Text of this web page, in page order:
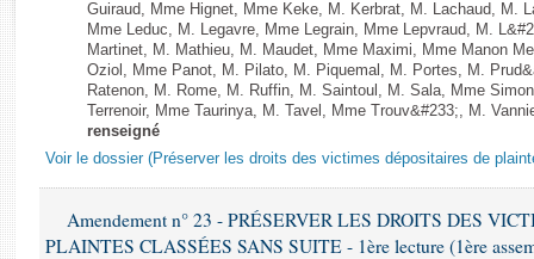
Rapports sur l'application des lois
Baromètre de l’application des lois
Dossiers législatifs
Budget et sécurité sociale
Comptes rendus des débats
Guiraud, Mme Hignet, Mme Keke, M. Kerbrat, M. Lachaud, M.
Mme Leduc, M. Legavre, Mme Legrain, Mme Lepvraud, M.
Martinet, M. Mathieu, M. Maudet, Mme Maximi, Mme Manon
Oziol, Mme Panot, M. Pilato, M. Piquemal, M. Portes, M.
Ratenon, M. Rome, M. Ruffin, M. Saintoul, M. Sala, Mme
Terrenoir, Mme Taurinya, M. Tavel, Mme Trouv&#233;, M.
renseigné
Voir le dossier (Préserver les droits des victimes dépositaires de
Amendement n° 23 - PRÉSERVER LES DROITS DES
PLAINTES CLASSÉES SANS SUITE - 1ère lecture (1ère